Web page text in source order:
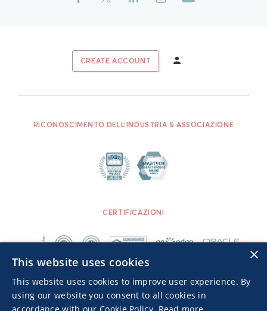
CREATE ACCOUNT
RICONOSCIMENTO DELL'INDUSTRIA & ASSOCIAZIONE
CERTIFICAZIONI
×
This website uses cookies
This website uses cookies to improve user experience. By
using our website you consent to all cookies in